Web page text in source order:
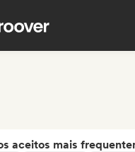
aceitos mais